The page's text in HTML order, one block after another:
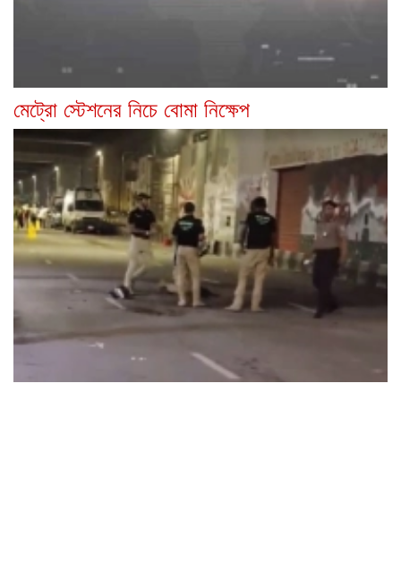
মেট্রো স্টেশনের নিচে বোমা নিক্ষেপ